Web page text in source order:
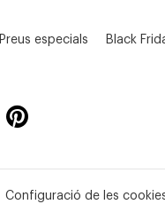
Preus especials Black
Configuració de les